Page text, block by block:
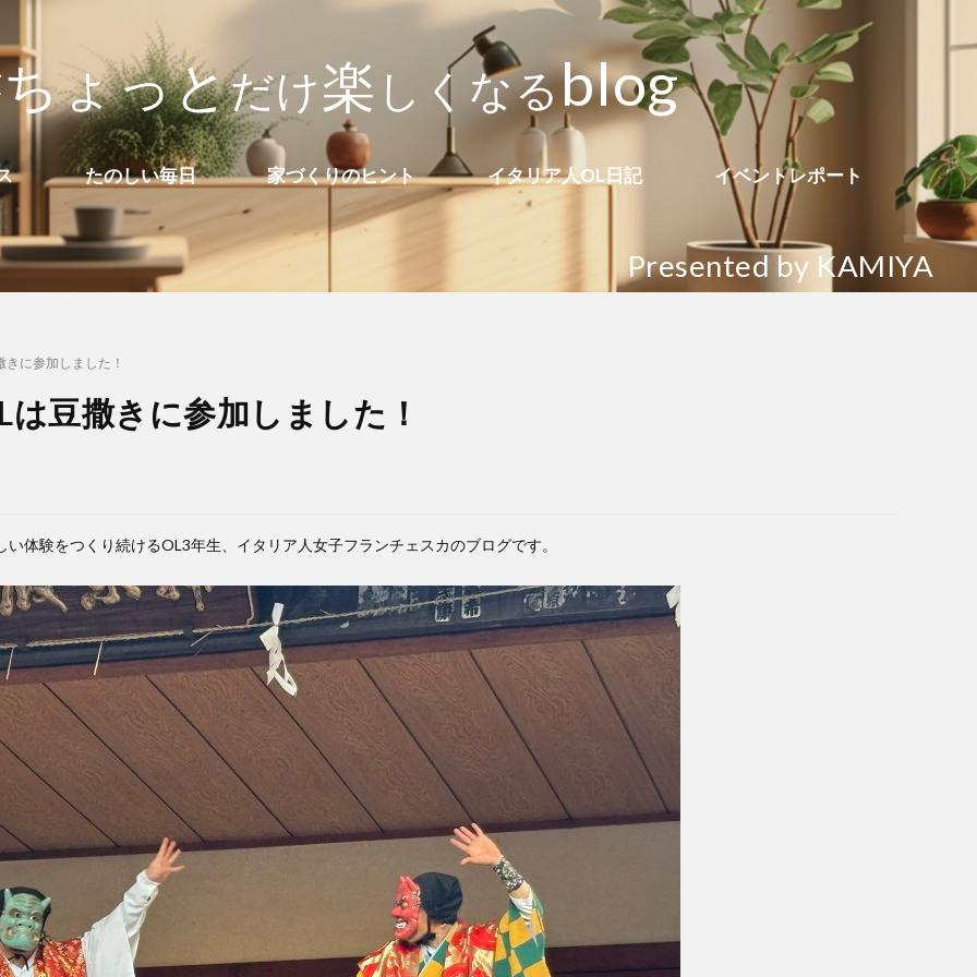
ちょっとだけ楽 し く なるblog
Presented by KAMIYA
たのしい毎日 家づくりのヒント イタリア人OL日記 イベントレポート
に参加しました！
豆撒きに参加しました！
い体験をつくり続けるOL3年生、イタリア人女子フランチェスカのブログです。